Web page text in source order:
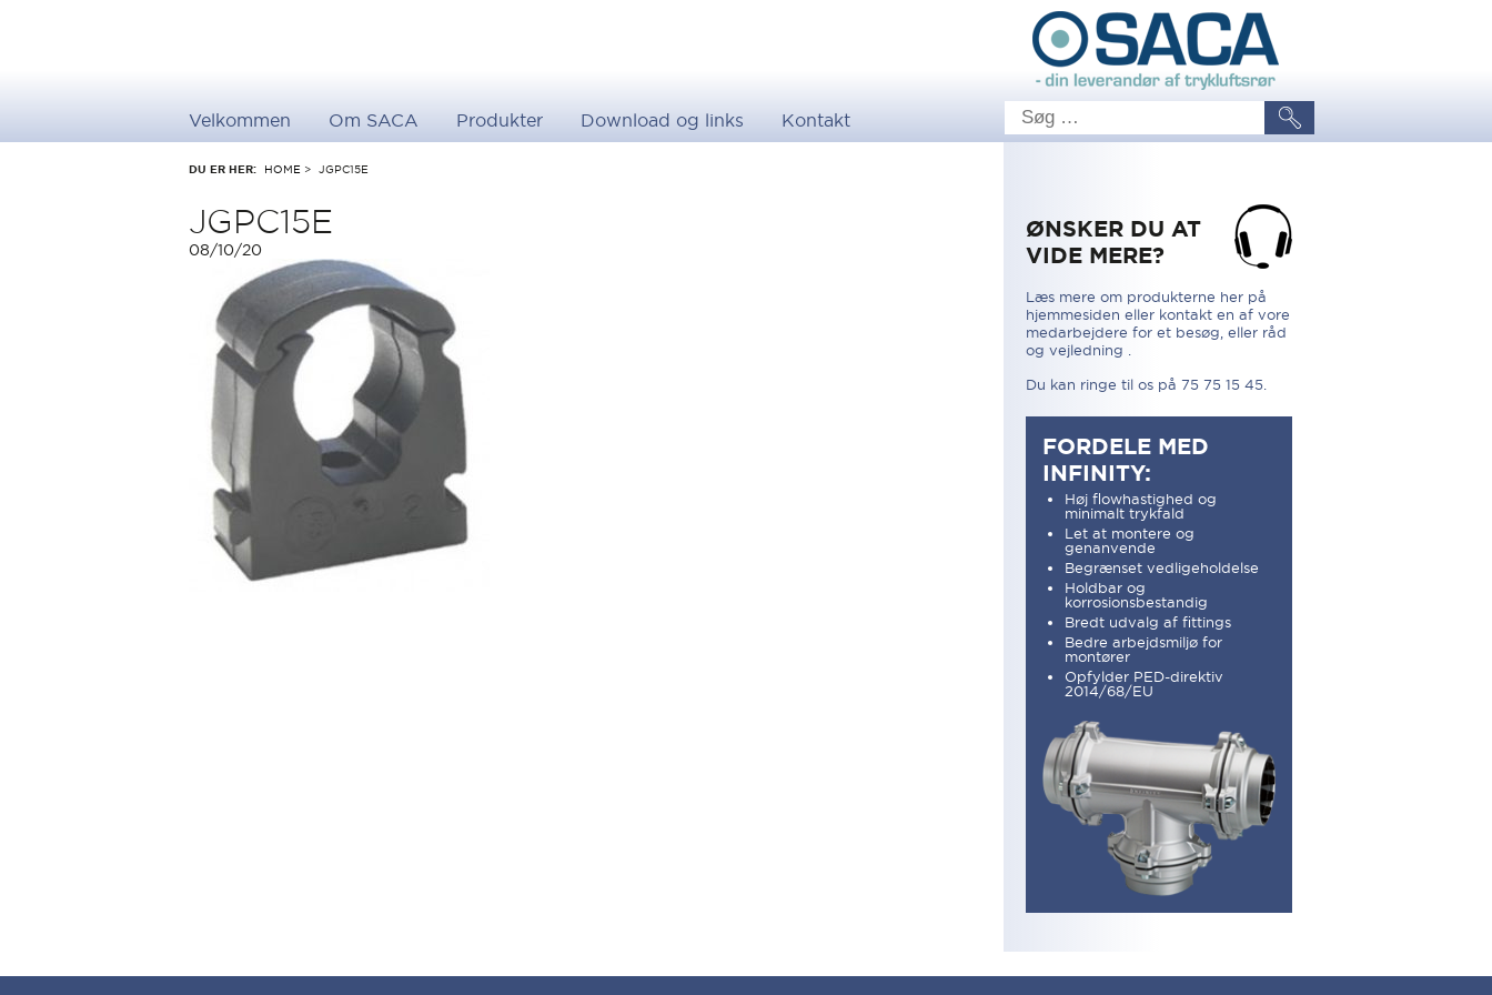
Velkommen Om SACA Produkter Download og links Kontakt
DU ER HER: HOME > JGPC15E
JGPC15E
08/10/20
ØNSKER DU AT
VIDE MERE?
Læs mere om produkterne her på
hjemmesiden eller kontakt en af vore
medarbejdere for et besøg, eller råd
og vejledning .
Du kan ringe til os på 75 75 15 45.
FORDELE MED
INFINITY:
Høj flowhastighed og
minimalt trykfald
Let at montere og
genanvende
Begrænset vedligeholdelse
Holdbar og
korrosionsbestandig
Bredt udvalg af fittings
Bedre arbejdsmiljø for
montører
Opfylder PED-direktiv
2014/68/EU